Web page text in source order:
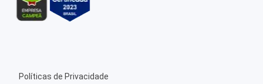
Políticas de Privacidade